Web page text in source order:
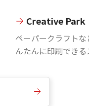
Creative Park
ペーパークラフト
んたんに印刷できる